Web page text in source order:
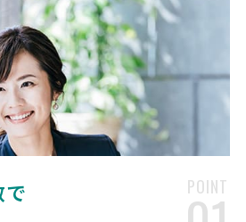
POINT
製工場・アパレルOEM
て決めたい 依頼地域
] 縫製 [品目] [素材] [依頼・相談したい内
えております。 オリジナル商品の開発・製
だければと思います。 [必要となる数量]
望、備 …
プラスチック製造加工の資料請求
脂・アクリル加工